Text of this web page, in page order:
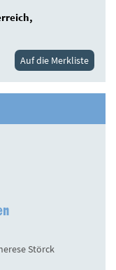
Auf die Merkliste
Störck